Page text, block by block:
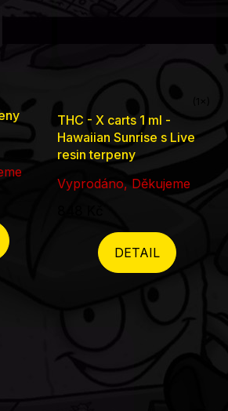
hodnocení
produktu
5,0
hvězdiček.
THC - X carts 1 ml -
Hawaiian Sunrise s Live
resin terpeny
Vyprodáno, Děkujeme
DETAIL